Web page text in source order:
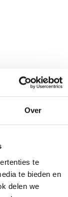
te
delen we
onze
Deze
218 cm